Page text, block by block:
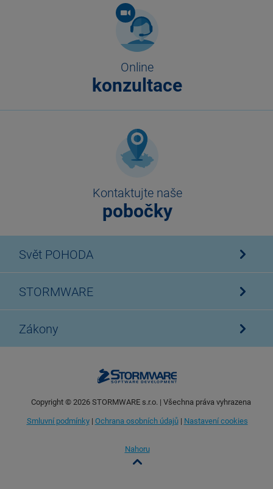
Online
konzultace
Kontaktujte naše
pobočky
Svět POHODA
STORMWARE
Zákony
Copyright © 2026STORMWARE s.r.o. | Všechna práva vyhrazena
Smluvní podmínky| Ochrana osobních údajů| Nastavení cookies
Nahoru